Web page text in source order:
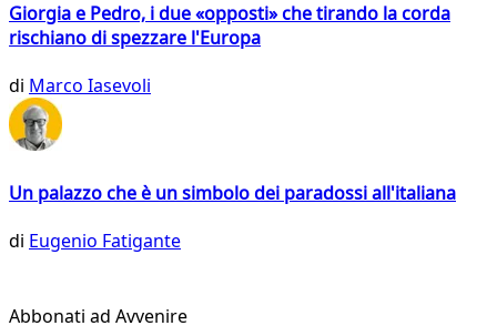
Giorgia e Pedro, i due «opposti» che tirando la corda
rischiano di spezzare l'Europa
di Marco Iasevoli
Un palazzo che è un simbolo dei paradossi all'italiana
di Eugenio Fatigante
Abbonati ad Avvenire